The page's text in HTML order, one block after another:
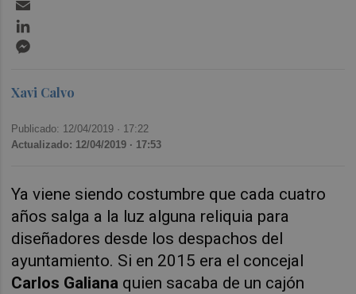
Xavi Calvo
Publicado: 12/04/2019 · 17:22
Actualizado: 12/04/2019 · 17:53
Ya viene siendo costumbre que cada cuatro
años salga a la luz alguna reliquia para
diseñadores desde los despachos del
ayuntamiento. Si en 2015 era el concejal
Carlos Galiana quien sacaba de un cajón